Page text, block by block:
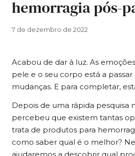
hemorragia pós-
7 de dezembro de 2022
Acabou de dar à luz. As
pele e o seu corpo está a
mudanças. E para completar,
Depois de uma rápida pesquisa
percebeu que existem tantas
trata de produtos para
como saber qual é o melhor?